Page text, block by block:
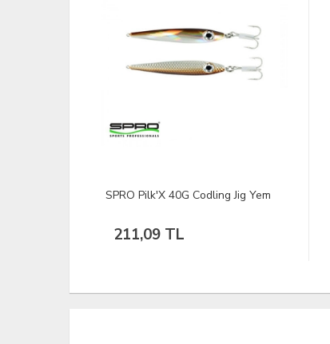
DFT 9146 Nikel Olta İğnesi No:2/0
26,60 TL